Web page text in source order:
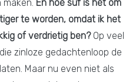
maken. En hoe suf is het om
te worden, omdat ik het
of verdrietig ben? Op veel
zinloze gedachtenloop de
Maar nu even niet als